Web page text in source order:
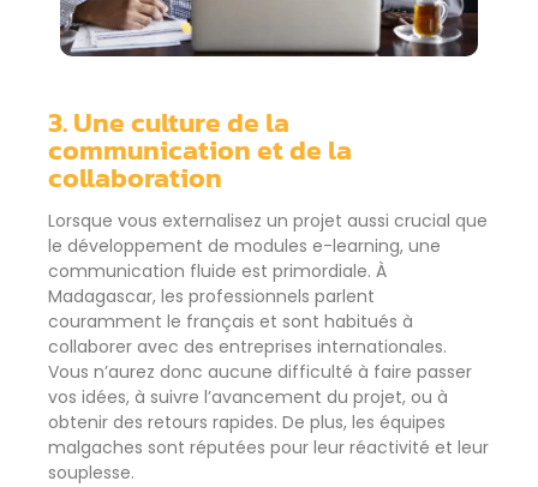
3. Une culture de la
communication et de la
collaboration
Lorsque vous externalisez un projet aussi crucial que
le développement de modules e-learning, une
communication fluide est primordiale. À
Madagascar, les professionnels parlent
couramment le français et sont habitués à
collaborer avec des entreprises internationales.
Vous n’aurez donc aucune difficulté à faire passer
vos idées, à suivre l’avancement du projet, ou à
obtenir des retours rapides. De plus, les équipes
malgaches sont réputées pour leur réactivité et leur
souplesse.